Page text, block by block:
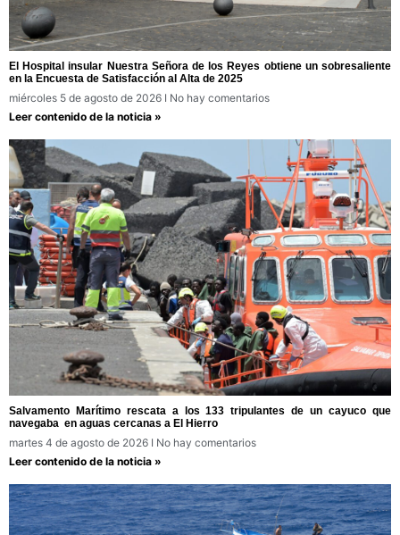
El Hospital insular Nuestra Señora de los Reyes obtiene un sobresaliente
en la Encuesta de Satisfacción al Alta de 2025
miércoles 5 de agosto de 2026
No hay comentarios
Leer contenido de la noticia »
Salvamento Marítimo rescata a los 133 tripulantes de un cayuco que
navegaba en aguas cercanas a El Hierro
martes 4 de agosto de 2026
No hay comentarios
Leer contenido de la noticia »